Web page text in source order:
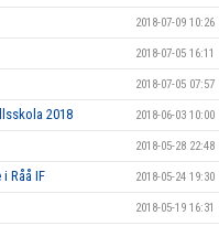
2018-07-09 10:26
2018-07-05 16:11
2018-07-05 07:57
2018 2018-06-03 10:00
2018-05-28 22:48
Råå IF 2018-05-24 19:30
2018-05-19 16:31